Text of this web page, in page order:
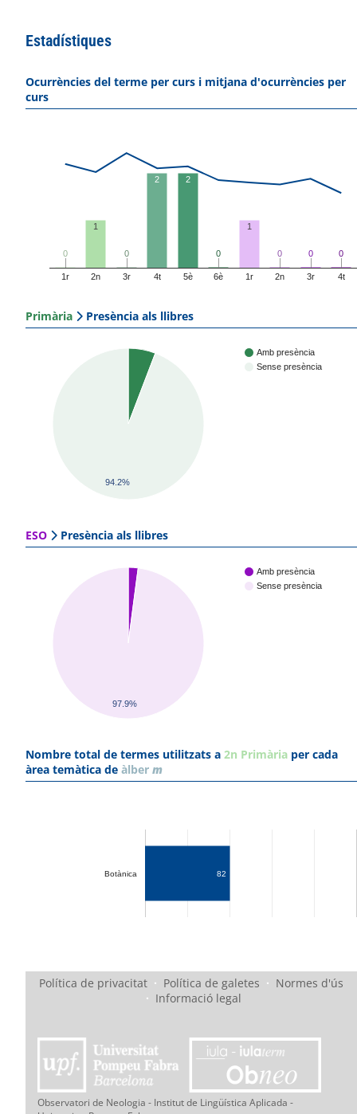
Estadístiques
Ocurrències del terme per curs i mitjana d'ocurrències per
curs
1r 2n 3r 4t 5è 6è 1r 2n 3r 4t
0
0
1
0
0
2 2
0
0
1
0
0 0
0 0
0
Primària Presència als llibres
Amb presència
Sense presència
94.2%
ESO Presència als llibres
Amb presència
Sense presència
97.9%
Nombre total de termes utilitzats a 2n Primària per cada
àrea temàtica de àlber m
Botànica 82
Política de privacitat · Política de galetes · Normes d'ús
· Informació legal
Observatori de Neologia - Institut de Lingüística Aplicada -